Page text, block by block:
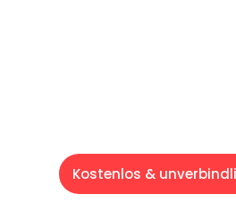
Kostenlos &